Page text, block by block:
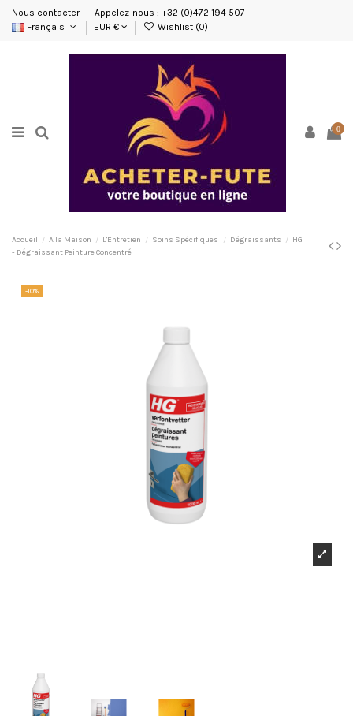
Nous contacter
Appelez-nous : +32 (0)472 194 507
Français
EUR € Wishlist (0)
0
Accueil A la Maison L'Entretien Soins Spécifiques Dégraissants
HG
- Dégraissant Peinture Concentré
-10%